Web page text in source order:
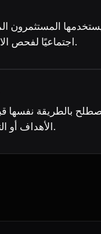
اجتماعيًا لفحص الاستثمارات المحتملة.
الأهداف أو التوقعات أو الأولويات.